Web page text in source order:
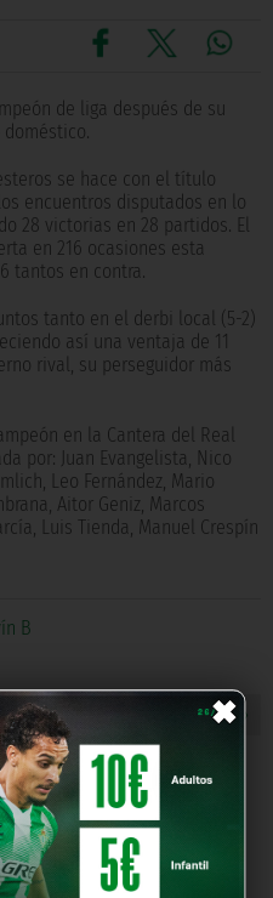
×
de liga después de su
se hace con el título
encuentros disputados en lo
28 victorias en 28 partidos. El
en 216 ocasiones esta
tantos en contra.
tanto en el derbi local (5-2)
así una ventaja de 11
rival, su perseguidor más
en la Cantera del Real
por: Juan Evangelista, Nico
Leo Fernández, Mario
Aitor Geniz, Marcos
Luis Tienda, Manuel Crespín
B
NOTICIA SIGUIENTE »